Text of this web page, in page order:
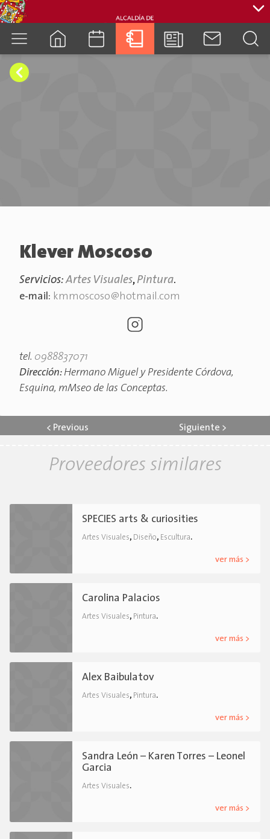
Klever Moscoso
Servicios:Artes Visuales, Pintura.
e-mail: kmmoscoso@hotmail.com
tel. 0988837071
Dirección: Hermano Miguel y Presidente Córdova,
Esquina, mMseo de las Conceptas.
< Previous Siguiente >
Proveedores similares
SPECIES arts & curiosities
Artes Visuales, Diseño, Escultura.
ver más >
Carolina Palacios
Artes Visuales, Pintura.
ver más >
Alex Baibulatov
Artes Visuales, Pintura.
ver más >
Sandra León – Karen Torres – Leonel
Garcia
Artes Visuales.
ver más >